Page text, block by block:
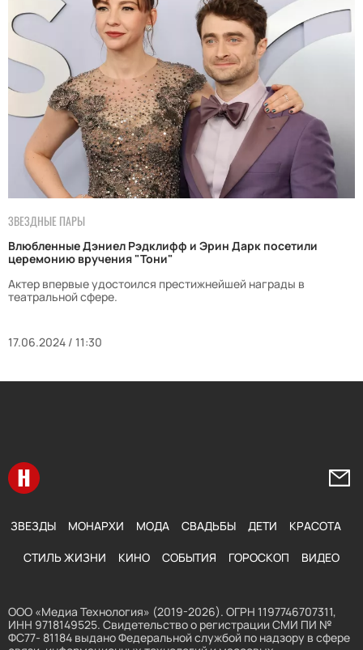
ЗВЕЗДНЫЕ ПАРЫ
Влюбленные Дэниел Рэдклифф и Эрин Дарк посетили
церемонию вручения "Тони"
Актер впервые удостоился престижнейшей награды в
театральной сфере.
17.06.2024 / 11:30
Перейти на главную
ЗВЕЗДЫ МОНАРХИ МОДА СВАДЬБЫ ДЕТИ КРАСОТА
СТИЛЬ ЖИЗНИ КИНО СОБЫТИЯ ГОРОСКОП ВИДЕО
ООО «Медиа Технология» (2019-2026). ОГРН 1197746707311,
ИНН 9718149525. Свидетельство о регистрации СМИ ПИ №
ФС77- 81184 выдано Федеральной службой по надзору в сфере